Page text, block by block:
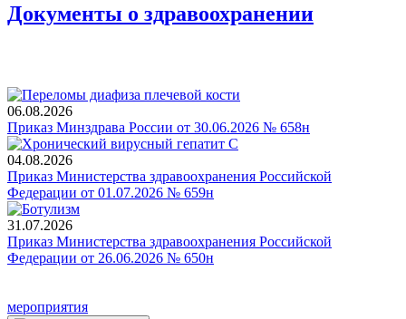
Документы о здравоохранении
06.08.2026
Приказ Минздрава России от 30.06.2026 № 658н
04.08.2026
Приказ Министерства здравоохранения Российской
Федерации от 01.07.2026 № 659н
31.07.2026
Приказ Министерства здравоохранения Российской
Федерации от 26.06.2026 № 650н
мероприятия